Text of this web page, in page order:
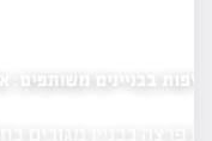
אתגרים
נזק לרכוש נמנע